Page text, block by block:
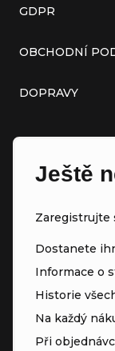
GDPR
OBCHODNÍ
DOPRAVY
Ještě
Zaregistrujte
Dostanete
Informace o
Historie
Na každý
Při